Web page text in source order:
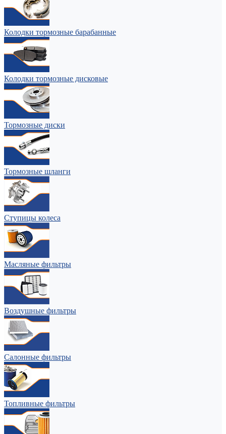
Колодки тормозные барабанные
Колодки тормозные дисковые
Тормозные диски
Тормозные шланги
Ступицы колеса
Масляные фильтры
Воздушные фильтры
Салонные фильтры
Топливные фильтры